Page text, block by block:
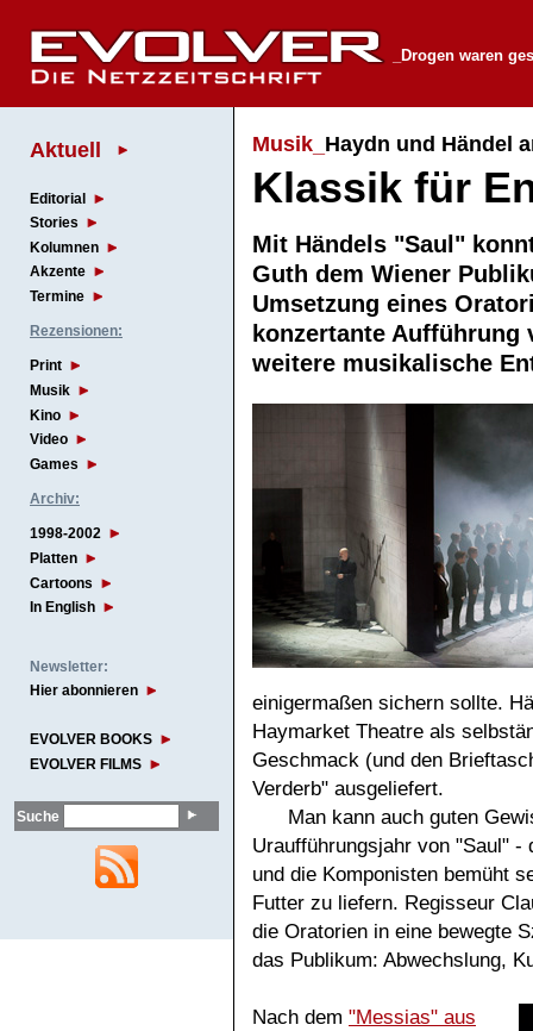
_Drogen waren
Aktuell
Editorial
Stories
Kolumnen
Akzente
Termine
Rezensionen:
Print
Musik
Kino
Video
Games
Archiv:
1998-2002
Platten
Cartoons
In English
Newsletter:
Hier abonnieren
EVOLVER BOOKS
EVOLVER FILMS
Suche
Musik_ Haydn und Händel
Klassik für
Mit Händels "Saul"
Guth dem Wiener
Umsetzung eines
konzertante
weitere musikalische
einigermaßen sichern sollte.
Haymarket Theatre als
Geschmack (und den
Verderb" ausgeliefert.
Man kann auch guten
Uraufführungsjahr von "Saul"
und die Komponisten bemüht
Futter zu liefern. Regisseur
die Oratorien in eine bewegte
das Publikum: Abwechslung,
Nach dem "Messias" aus